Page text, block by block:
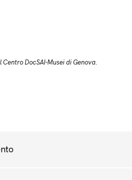
DocSAI-Musei di Genova.